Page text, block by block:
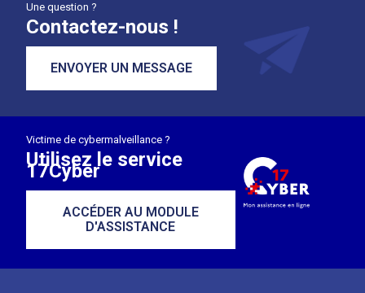
Une question ?
Contactez-nous !
ENVOYER UN MESSAGE
Victime de cybermalveillance ?
Utilisez le service
17Cyber
ACCÉDER AU MODULE
D'ASSISTANCE